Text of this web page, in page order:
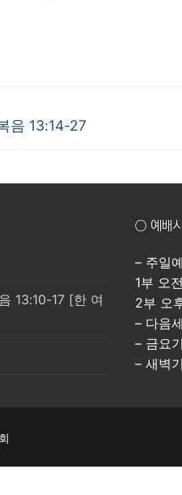
음 13:14-27
13:10-17 [한 여
○ 예배
– 주일
1부 오
2부 오
– 다음
– 금요
– 새벽